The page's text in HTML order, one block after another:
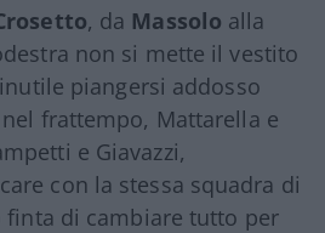
, da Massolo alla
non si mette il vestito
piangersi addosso
frattempo, Mattarella e
e Giavazzi,
con la stessa squadra di
di cambiare tutto per